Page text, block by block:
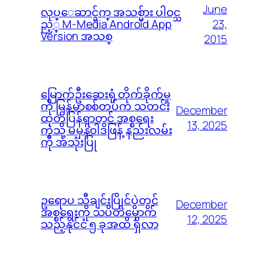
လုပ္ေဆာင္ခ်က္ အသစ္မ်ား ပါဝင္သ
ည့္ M-Media Android App
Version အသစ္
June
23,
2015
မြောက်ဦးဆေးရုံ တိုက်ခိုက်မှု
ကို မြန်မာစစ်တပ်က သတင်း
ထုတ်ပြန်ရာတွင် အစ္စရေး
ကဲ့သို့ မမှန်၀ါဒဖြန့် နည်းလမ်း
ကို အသုံးပြု
December
13, 2025
ဥရောပ သီချင်းပြိုင်ပွဲတွင်
အစ္စရေးကို သပိတ်မှောက်
သည့်နိုင်ငံ ၅ ခုအထိ ရှိလာ
December
12, 2025